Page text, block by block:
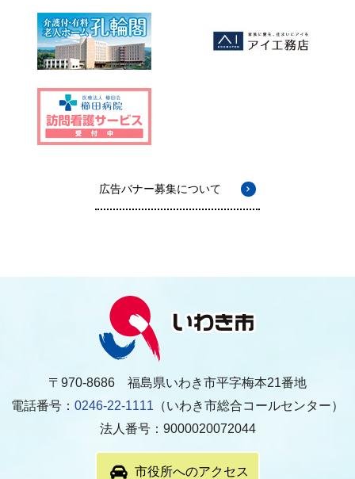
広告バナー募集について
〒970-8686 福島県いわき市平字梅本21番地
電話番号： 0246-22-1111 （いわき市総合コールセンター）
法人番号：9000020072044
市役所へのアクセス